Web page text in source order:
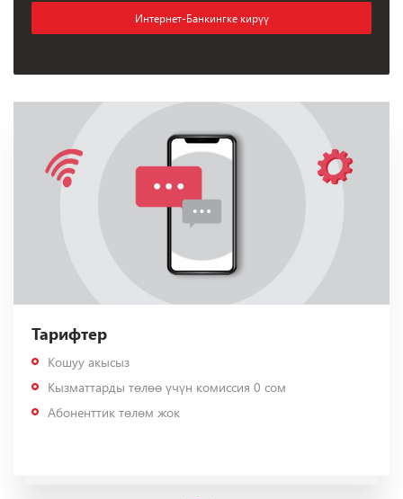
Интернет-Банкингке кирүү
Тарифтер
Кошуу акысыз
Кызматтарды төлөө үчүн комиссия 0 сом
Абоненттик төлөм жок